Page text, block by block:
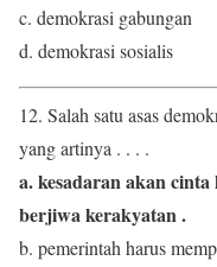
c. demokrasi gabungan
d. demokrasi sosialis
12. Salah satu asas
yang artinya . . . .
a. kesadaran akan
berjiwa kerakyatan .
b. pemerintah harus